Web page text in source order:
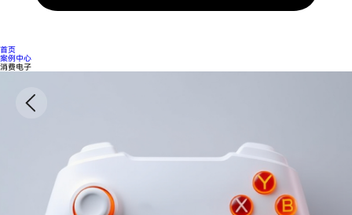
首页
案例中心
消费电子